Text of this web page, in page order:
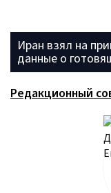
Иран взял на
данные о
Редакционный